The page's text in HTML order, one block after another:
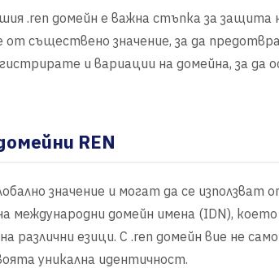
.ren домейн е важна стъпка за
съществено значение, за да
и вариации на домейна, за
REN
значение и могат да се използват
международни домейн имена (IDN),
различни езици. С .ren домейн вие не
уникална идентичност.